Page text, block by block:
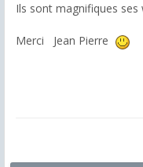
Ils sont magnifiques
Merci Jean Pierre